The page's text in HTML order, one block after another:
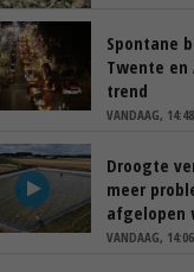
Spontane
Twente en
trend
VANDAAG, 14:48
Droogte
meer
afgelopen
VANDAAG, 14:06